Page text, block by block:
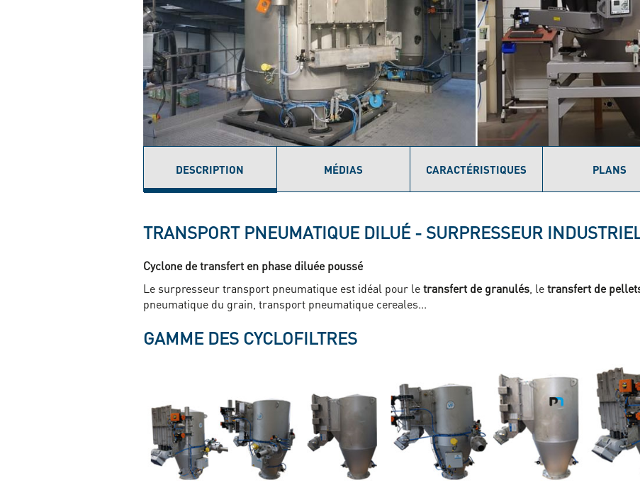
DESCRIPTION
MÉDIAS CARACTÉRISTIQUES PLANS
TRANSPORT PNEUMATIQUE DILUÉ - SURPRESSEUR
Cyclone de transfert en phase diluée poussé
Le surpresseur transport pneumatique est idéal pour letransfert de granulés , letransfert de
pneumatique du grain, transport pneumatique cereales...
GAMME DES CYCLOFILTRES